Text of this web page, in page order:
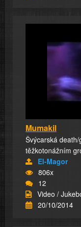
Mumakil
Švýcarská
těžkotonážním
El-Magor
806x
12
Video /
20/10/2014